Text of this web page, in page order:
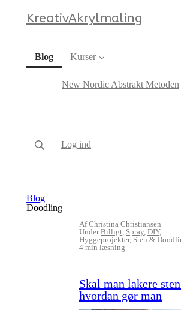
KreativAkrylmaling
Blog(current)
Kurser
New Nordic Abstrakt Metoden
Log ind
Blog
Doodling
Af Christina Christiansen
UnderBilligt, Spray, DIY,
Hyggeprojekter, Sten &
4 min læsning
Skal man lakere
hvordan gør man